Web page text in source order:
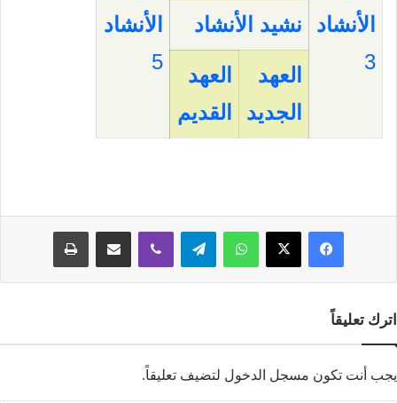
الأنشاد
3
الأنشاد
5
نشيد الأنشاد
العهد
الجديد
العهد
القديم
فيسبوك‫X واتسابتيلقرامڤايبر مشاركة عبر البريد طباعة
اترك تعليقاً
يجب أنت تكون مسجل الدخول لتضيف تعليقاً.